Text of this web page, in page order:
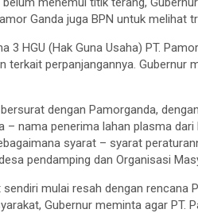
Ganda juga BPN untuk
3 HGU (Hak Guna Usaha) PT.
terkait perpanjangannya.
bersurat dengan Pamorganda,
– nama penerima lahan plasma
syarat – syarat
pendamping dan Organisasi
mulai resah dengan rencana
Gubernur meminta agar PT.